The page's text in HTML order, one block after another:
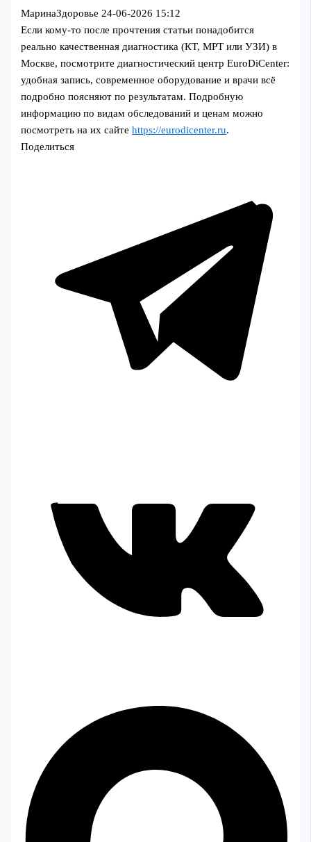
МаринаЗдоровье 24-06-2026 15:12
Если кому-то после прочтения статьи понадобится
реально качественная диагностика (КТ, МРТ или УЗИ) в
Москве, посмотрите диагностический центр EuroDiCenter:
удобная запись, современное оборудование и врачи всё
подробно поясняют по результатам. Подробную
информацию по видам обследований и ценам можно
посмотреть на их сайтеhttps://eurodicenter.ru.
Поделиться